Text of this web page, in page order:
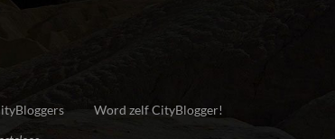
Word zelf CityBlogger!